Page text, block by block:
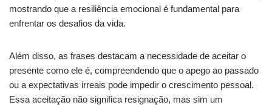
mostrando que a resiliência emocional é fundamental para
enfrentar os desafios da vida.
Além disso, as frases destacam a necessidade de aceitar o
presente como ele é, compreendendo que o apego ao passado
ou a expectativas irreais pode impedir o crescimento pessoal.
Essa aceitação não significa resignação, mas sim um